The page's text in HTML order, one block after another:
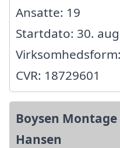
Ansatte: 19
Startdato: 30.
CVR: 18729601
Boysen
Hansen